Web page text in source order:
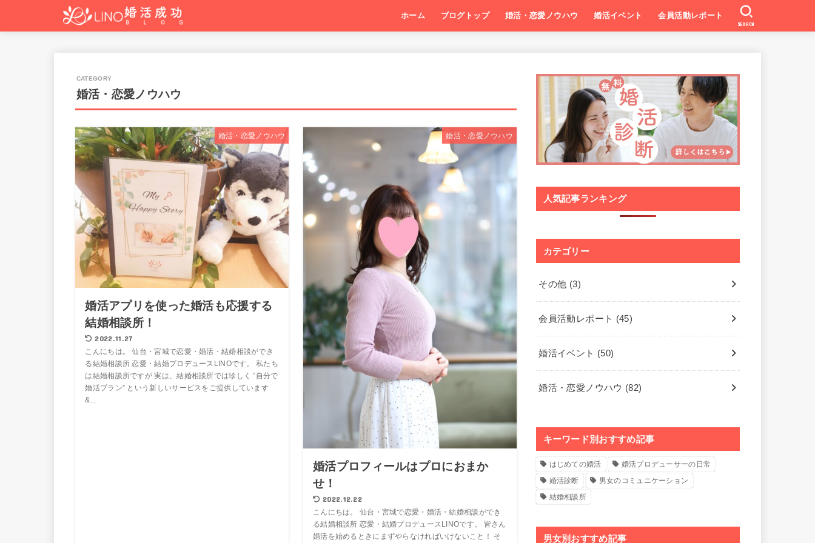
ホーム ブログトップ 婚活・恋愛ノウハウ 婚活イベント 会員活動レポート
SEARCH
婚活・恋愛ノウハウ
婚活・恋愛ノウハウ
婚活アプリを使った婚活も応援する
結婚相談所！
2022.11.27
こんにちは。 仙台・宮城で恋愛・婚活・結婚相談ができ
る結婚相談所 恋愛・結婚プロデュースLINOです。 私たち
は結婚相談所ですが 実は、結婚相談所では珍しく ”自分で
婚活プラン” という新しいサービスをご提供しています
&...
婚活・恋愛ノウハウ
婚活プロフィールはプロにおまか
せ！
2022.12.22
こんにちは。 仙台・宮城で恋愛・婚活・結婚相談ができ
る結婚相談所 恋愛・結婚プロデュースLINOです。 皆さん
婚活を始めるときにまずやらなければいけないこと！ そ
人気記事ランキング
カテゴリー
その他 (3)
会員活動レポート (45)
婚活イベント (50)
婚活・恋愛ノウハウ (82)
キーワード別おすすめ記事
はじめての婚活
婚活プロデューサーの日常
婚活診断
男女のコミュニケーション
結婚相談所
男女別おすすめ記事